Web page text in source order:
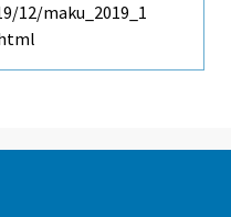
maku_2019_1